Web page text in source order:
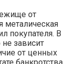
от
металическая
покупателя. В
зависит
от ценных
банкротства